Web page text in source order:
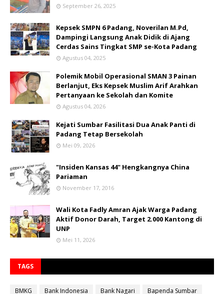
September 26, 2025
Kepsek SMPN 6 Padang, Noverilan M.Pd,
Dampingi Langsung Anak Didik di Ajang
Cerdas Sains Tingkat SMP se-Kota Padang
Agustus 04, 2025
Polemik Mobil Operasional SMAN 3 Painan
Berlanjut, Eks Kepsek Muslim Arif Arahkan
Pertanyaan ke Sekolah dan Komite
Agustus 04, 2026
Kejati Sumbar Fasilitasi Dua Anak Panti di
Padang Tetap Bersekolah
Mei 09, 2026
"Insiden Kansas 44" Hengkangnya China
Pariaman
November 17, 2016
Wali Kota Fadly Amran Ajak Warga Padang
Aktif Donor Darah, Target 2.000 Kantong di
UNP
Mei 11, 2026
TAGS
BMKG Bank Indonesia Bank Nagari
Bapenda Sumbar